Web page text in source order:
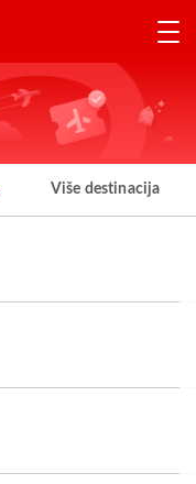
Više destinacija